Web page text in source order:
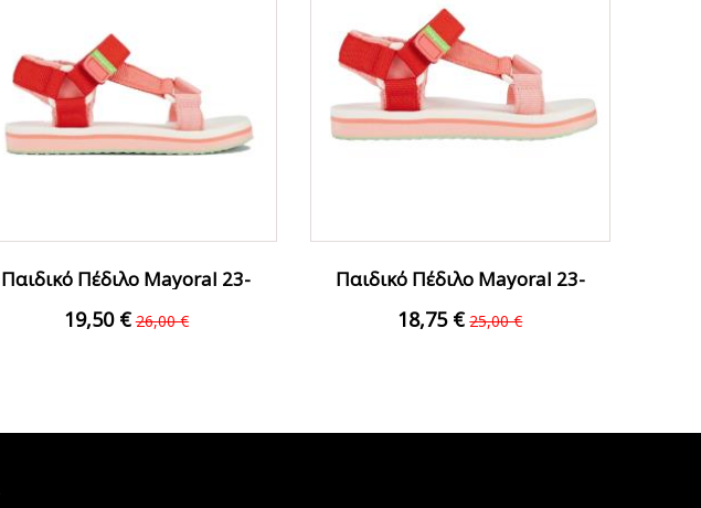
Παιδικό Πέδιλο Mayoral 23-
19,50 € 26,00 €
Παιδικό Πέδιλο Mayoral 23-
18,75 € 25,00 €